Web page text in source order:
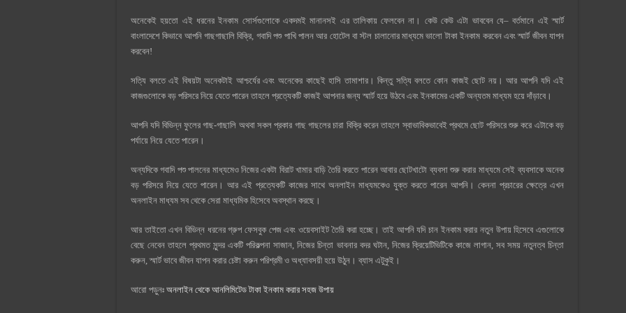
অনেকেই হয়তো এই ধরনের ইনকাম সোর্সগুলোকে একদমই মানানসই এর তালিকায় ফেলবেন না। কেউ কেউ এটা ভাববেন যে– বর্তমানে এই স্মার্ট
বাংলাদেশে কিভাবে আপনি গাছগাছালি বিক্রি, গবাদি পশু পাখি পালন আর হোটেল বা স্টল চালানোর মাধ্যমে ভালো টাকা ইনকাম করবেন এবং স্মার্ট জীবন যাপন
করবেন!
সত্যি বলতে এই বিষয়টা অনেকটাই আশ্চর্যের এবং অনেকের কাছেই হাসি তামাশার। কিন্তু সত্যি বলতে কোন কাজই ছোট নয়। আর আপনি যদি এই
কাজগুলোকে বড় পরিসরে নিয়ে যেতে পারেন তাহলে প্রত্যেকটি কাজই আপনার জন্য স্মার্ট হয়ে উঠবে এবং ইনকামের একটি অন্যতম মাধ্যম হয়ে দাঁড়াবে।
আপনি যদি বিভিন্ন ফুলের গাছ-গাছালি অথবা সকল প্রকার গাছ গাছলের চারা বিক্রি করেন তাহলে স্বাভাবিকভাবেই প্রথমে ছোট পরিসরে শুরু করে এটাকে বড়
পর্যায়ে নিয়ে যেতে পারেন।
অন্যদিকে গবাদি পশু পালনের মাধ্যমেও নিজের একটা বিরাট খামার বাড়ি তৈরি করতে পারেন আবার ছোটখাটো ব্যবসা শুরু করার মাধ্যমে সেই ব্যবসাকে অনেক
বড় পরিসরে নিয়ে যেতে পারেন। আর এই প্রত্যেকটি কাজের সাথে অনলাইন মাধ্যমকেও যুক্ত করতে পারেন আপনি। কেননা প্রচারের ক্ষেত্রে এখন
অনলাইন মাধ্যম সব থেকে সেরা মাধ্যমিক হিসেবে অবস্থান করছে।
আর তাইতো এখন বিভিন্ন ধরনের গ্রুপ ফেসবুক পেজ এবং ওয়েবসাইট তৈরি করা হচ্ছে। তাই আপনি যদি চান ইনকাম করার নতুন উপায় হিসেবে এগুলোকে
বেছে নেবেন তাহলে প্রথমত সুন্দর একটি পরিকল্পনা সাজান, নিজের চিন্তা ভাবনার বদর ঘটান, নিজের ক্রিয়েটিভিটিকে কাজে লাগান, সব সময় নতুনত্ব চিন্তা
করুন, স্মার্ট ভাবে জীবন যাপন করার চেষ্টা করুন পরিশ্রমী ও অধ্যাবসয়ী হয়ে উঠুন। ব্যাস এটুকুই।
আরো পড়ুনঃ অনলাইন থেকে আনলিমিটেড টাকা ইনকাম করার সহজ উপায়